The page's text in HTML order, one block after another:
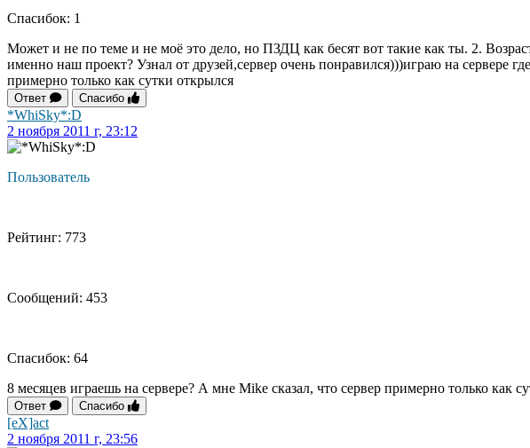
Спасибок: 1
Может и не по теме и не моё это дело, но ПЗДЦ как бесят вот такие как ты. 2.
именно наш проект? Узнал от друзей,сервер очень понравился)))играю на сервере
примерно только как сутки открылся
Ответ Спасибо
*WhiSky*:D
2 ноября 2011 г, 23:12
Пользователь
Рейтинг: 773
Сообщений: 453
Спасибок: 64
8 месяцев играешь на сервере? А мне Mike сказал, что сервер примерно только
Ответ Спасибо
[eX]act
2 ноября 2011 г, 23:56